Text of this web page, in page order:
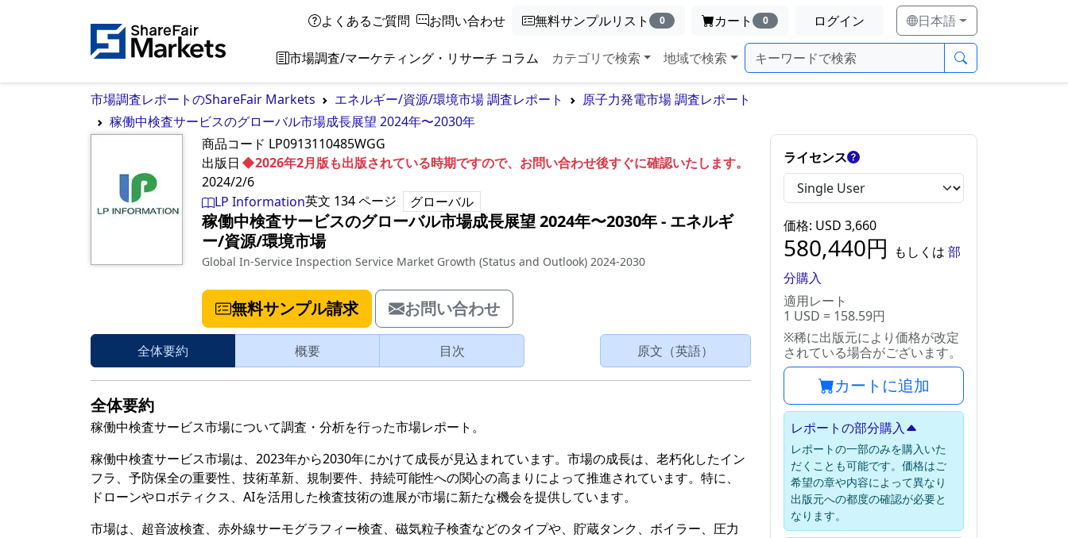
よくあるご質問 お問い合わせ 無料サンプルリスト 0 カート 0 ログイン 日本語
市場調査/マーケティング・リサーチ コラム カテゴリで検索 地域で検索
市場調査レポートのShareFair Markets エネルギー/資源/環境市場 調査レポート
原子力発電市場 調査レポート
稼働中検査サービスのグローバル市場成長展望 2024年〜2030年
商品コード LP0913110485WGG
◆2026年2月版も出版されている時期ですので、お問い合わせ後すぐに確認いたします。
出版日
2024/2/6
LP Information英文 134ページ グローバル
稼働中検査サービスのグローバル市場成長展望 2024年〜2030年‐ エネルギ
ー/資源/環境市場
Global In-Service Inspection Service Market Growth (Status and Outlook) 2024-2030
無料サンプル請求 お問い合わせ
全体要約 概要 目次 原文（英語）
全体要約
稼働中検査サービス市場について調査・分析を行った市場レポート。
稼働中検査サービス市場は、2023年から2030年にかけて成長が見込まれています。市場の成長は、老朽化したイン
フラ、予防保全の重要性、技術革新、規制要件、持続可能性への関心の高まりによって推進されています。特に、
ドローンやロボティクス、AIを活用した検査技術の進展が市場に新たな機会を提供しています。
市場は、超音波検査、赤外線サーモグラフィー検査、磁気粒子検査などのタイプや、貯蔵タンク、ボイラー、圧力
ライセンス
価格: USD 3,660
580,440円 もしくは 部
分購入
適用レート
1 USD = 158.59円
※稀に出版元により価格が改定
されている場合がございます。
カートに追加
レポートの部分購入
レポートの一部のみを購入いた
だくことも可能です。価格はご
希望の章や内容によって異なり
出版元への都度の確認が必要と
なります。